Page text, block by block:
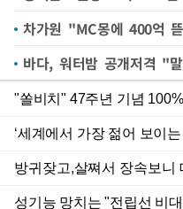
차가원 "MC몽에 400억
바다, 워터밤 공개저격 "